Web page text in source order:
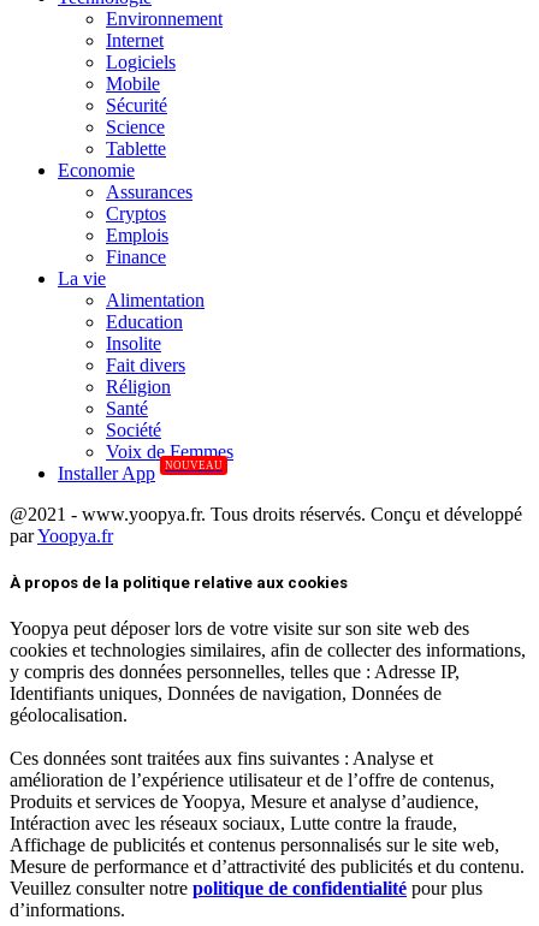
Environnement
Internet
Logiciels
Mobile
Sécurité
Science
Tablette
Economie
Assurances
Cryptos
Emplois
Finance
La vie
Alimentation
Education
Insolite
Fait divers
Réligion
Santé
Société
Voix de Femmes
Installer App
NOUVEAU
@2021 - www.yoopya.fr. Tous droits réservés. Conçu et développé
parYoopya.fr
À propos de la politique relative aux cookies
Yoopya peut déposer lors de votre visite sur son site web des
cookies et technologies similaires, afin de collecter des informations,
y compris des données personnelles, telles que : Adresse IP,
Identifiants uniques, Données de navigation, Données de
géolocalisation.
Ces données sont traitées aux fins suivantes : Analyse et
amélioration de l’expérience utilisateur et de l’offre de contenus,
Produits et services de Yoopya, Mesure et analyse d’audience,
Intéraction avec les réseaux sociaux, Lutte contre la fraude,
Affichage de publicités et contenus personnalisés sur le site web,
Mesure de performance et d’attractivité des publicités et du contenu.
Veuillez consulter notre politique de confidentialité pour plus
d’informations.